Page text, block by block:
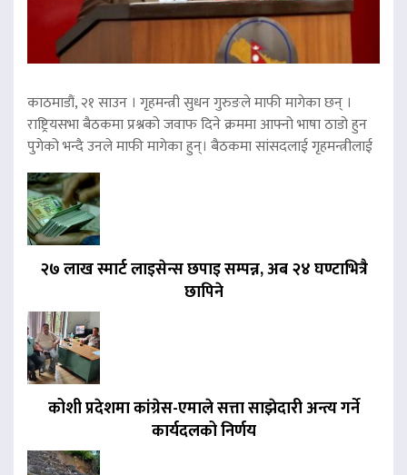
काठमाडौं, २१ साउन । गृहमन्त्री सुधन गुरुङले माफी मागेका छन् ।
राष्ट्रियसभा बैठकमा प्रश्नको जवाफ दिने क्रममा आफ्नो भाषा ठाडो हुन
पुगेको भन्दै उनले माफी मागेका हुन्। बैठकमा सांसदलाई गृहमन्त्रीलाई
२७ लाख स्मार्ट लाइसेन्स छपाइ सम्पन्न, अब २४ घण्टाभित्रै
छापिने
कोशी प्रदेशमा कांग्रेस-एमाले सत्ता साझेदारी अन्त्य गर्ने
कार्यदलको निर्णय